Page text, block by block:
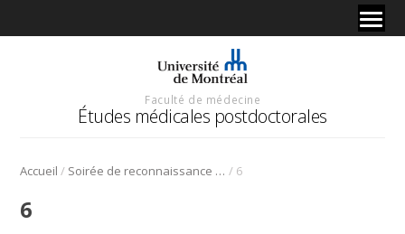
Faculté de médecine
Études médicales postdoctorales
Accueil / Soirée de reconnaissance des directeurs de programme / 6
6